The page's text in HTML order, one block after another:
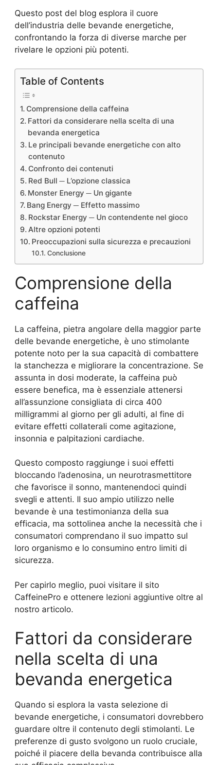
Questo post del blog esplora il cuore
dell’industria delle bevande energetiche,
confrontando la forza di diverse marche per
rivelare le opzioni più potenti.
Table of Contents
Comprensione della caffeina
Fattori da considerare nella scelta di una
bevanda energetica
Le principali bevande energetiche con alto
contenuto
Confronto dei contenuti
Red Bull ─ L’opzione classica
Monster Energy ─ Un gigante
Bang Energy ─ Effetto massimo
Rockstar Energy ─ Un contendente nel gioco
Altre opzioni potenti
Preoccupazioni sulla sicurezza e precauzioni
Conclusione
Comprensione della
caffeina
La caffeina, pietra angolare della maggior parte
delle bevande energetiche, è uno stimolante
potente noto per la sua capacità di combattere
la stanchezza e migliorare la concentrazione. Se
assunta in dosi moderate, la caffeina può
essere benefica, ma è essenziale attenersi
all’assunzione consigliata di circa 400
milligrammi al giorno per gli adulti, al fine di
evitare effetti collaterali come agitazione,
insonnia e palpitazioni cardiache.
Questo composto raggiunge i suoi effetti
bloccando l’adenosina, un neurotrasmettitore
che favorisce il sonno, mantenendoci quindi
svegli e attenti. Il suo ampio utilizzo nelle
bevande è una testimonianza della sua
efficacia, ma sottolinea anche la necessità che i
consumatori comprendano il suo impatto sul
loro organismo e lo consumino entro limiti di
sicurezza.
Per capirlo meglio, puoi visitare il sito
CaffeinePro e ottenere lezioni aggiuntive oltre al
nostro articolo.
Fattori da considerare
nella scelta di una
bevanda energetica
Quando si esplora la vasta selezione di
bevande energetiche, i consumatori dovrebbero
guardare oltre il contenuto degli stimolanti. Le
preferenze di gusto svolgono un ruolo cruciale,
poiché il piacere della bevanda contribuisce alla